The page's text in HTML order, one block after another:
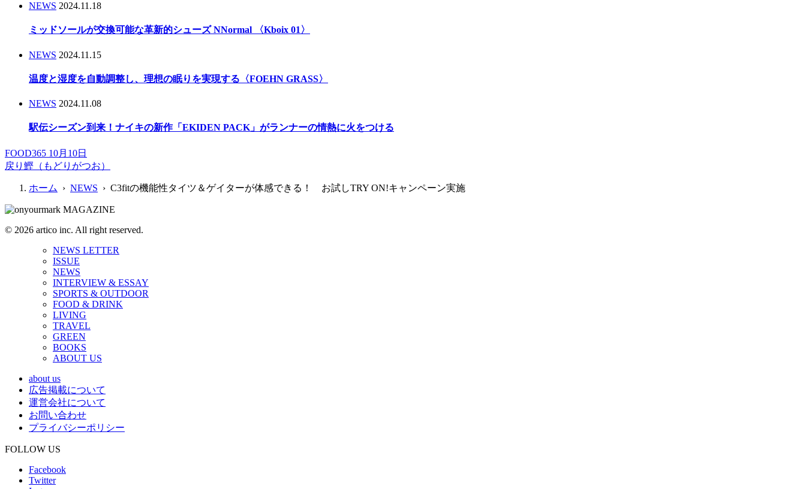
NEWS 2024.11.18
ミッドソールが交換可能な革新的シューズ NNormal 〈Kboix 01〉
NEWS 2024.11.15
温度と湿度を自動調整し、理想の眠りを実現する〈FOEHN GRASS〉
NEWS 2024.11.08
駅伝シーズン到来！ナイキの新作「EKIDEN PACK」がランナーの情熱に火をつける
FOOD365 10月10日
戻り鰹（もどりがつお）
ホーム › NEWS › C3fitの機能性タイツ＆ゲイターが体感できる！ お試しTRY ON!キャンペーン実施
© 2026 artico inc. All right reserved.
NEWS LETTER
ISSUE
NEWS
INTERVIEW & ESSAY
SPORTS & OUTDOOR
FOOD & DRINK
LIVING
TRAVEL
GREEN
BOOKS
ABOUT US
about us
広告掲載について
運営会社について
お問い合わせ
プライバシーポリシー
FOLLOW US
Facebook
Twitter